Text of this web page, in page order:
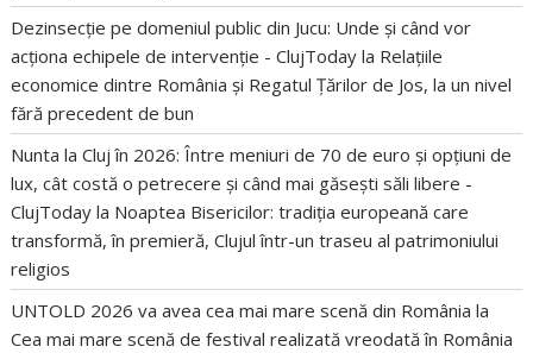
Dezinsecție pe domeniul public din Jucu: Unde și când vor
acționa echipele de intervenție - ClujToday la Relațiile
economice dintre România și Regatul Țărilor de Jos, la un nivel
fără precedent de bun
Nunta la Cluj în 2026: Între meniuri de 70 de euro și opțiuni de
lux, cât costă o petrecere și când mai găsești săli libere -
ClujToday la Noaptea Bisericilor: tradiția europeană care
transformă, în premieră, Clujul într-un traseu al patrimoniului
religios
UNTOLD 2026 va avea cea mai mare scenă din România la
Cea mai mare scenă de festival realizată vreodată în România